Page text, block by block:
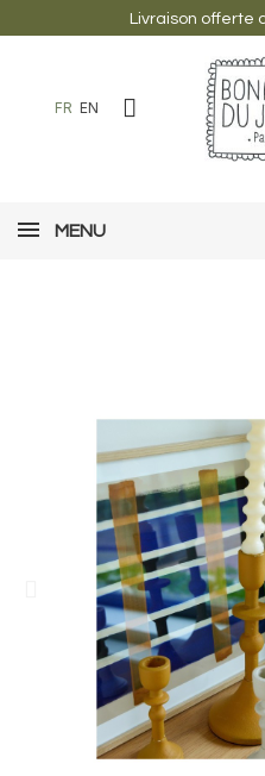
Livraison offerte
FR EN
MENU